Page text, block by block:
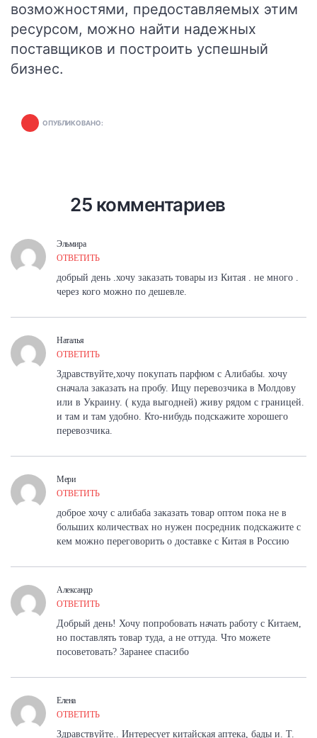
возможностями, предоставляемых этим
ресурсом, можно найти надежных
поставщиков и построить успешный
бизнес.
ОПУБЛИКОВАНО:
25 комментариев
Эльмира
ОТВЕТИТЬ
добрый день .хочу заказать товары из Китая . не много .
через кого можно по дешевле.
Наталья
ОТВЕТИТЬ
Здравствуйте,хочу покупать парфюм с Алибабы. хочу
сначала заказать на пробу. Ищу перевозчика в Молдову
или в Украину. ( куда выгодней) живу рядом с границей.
и там и там удобно. Кто-нибудь подскажите хорошего
перевозчика.
Мери
ОТВЕТИТЬ
доброе хочу с алибаба заказать товар оптом пока не в
больших количествах но нужен посредник подскажите с
кем можно переговорить о доставке с Китая в Россию
Александр
ОТВЕТИТЬ
Добрый день! Хочу попробовать начать работу с Китаем,
но поставлять товар туда, а не оттуда. Что можете
посоветовать? Заранее спасибо
Елена
ОТВЕТИТЬ
Здравствуйте.. Интересует китайская аптека, бады и. Т.